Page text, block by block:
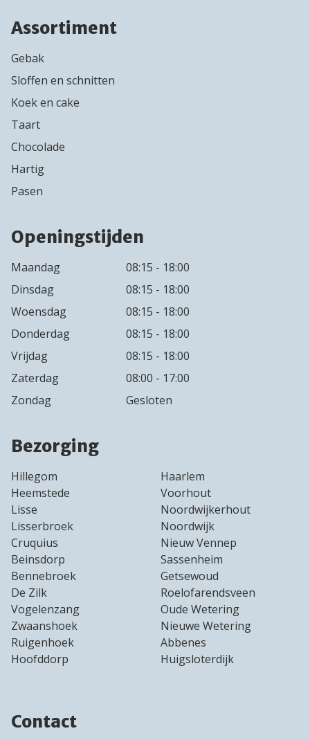
Assortiment
Gebak
Sloffen en schnitten
Koek en cake
Taart
Chocolade
Hartig
Pasen
Openingstijden
Maandag
08:15 - 18:00
Dinsdag
08:15 - 18:00
Woensdag
08:15 - 18:00
Donderdag
08:15 - 18:00
Vrijdag
08:15 - 18:00
Zaterdag
08:00 - 17:00
Zondag
Gesloten
Bezorging
Hillegom
Heemstede
Lisse
Lisserbroek
Cruquius
Beinsdorp
Bennebroek
De Zilk
Vogelenzang
Zwaanshoek
Ruigenhoek
Hoofddorp
Haarlem
Voorhout
Noordwijkerhout
Noordwijk
Nieuw Vennep
Sassenheim
Getsewoud
Roelofarendsveen
Oude Wetering
Nieuwe Wetering
Abbenes
Huigsloterdijk
Contact